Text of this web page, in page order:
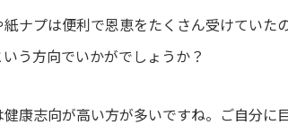
紙ナプは便利で恩恵をたくさん受けていた
う方向でいかがでしょうか？
康志向が高い方が多いですね。ご自分に